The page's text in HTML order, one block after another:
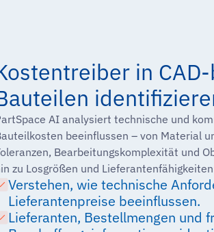
in
AI analysiert technische und
beeinflussen – von Material
Bearbeitungskomplexität und
zu Losgrößen und
Verstehen, wie technische
Lieferantenpreise beeinflussen.
Lieferanten, Bestellmengen und